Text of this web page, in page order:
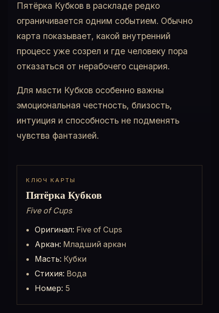
Пятёрка Кубков в раскладе редко
ограничивается одним событием. Обычно
карта показывает, какой внутренний
процесс уже созрел и где человеку пора
отказаться от нерабочего сценария.
Для масти Кубков особенно важны
эмоциональная честность, близость,
интуиция и способность не подменять
чувства фантазией.
КЛЮЧ КАРТЫ
Пятёрка Кубков
Five of Cups
Оригинал: Five of Cups
Аркан: Младший аркан
Масть: Кубки
Стихия: Вода
Номер: 5